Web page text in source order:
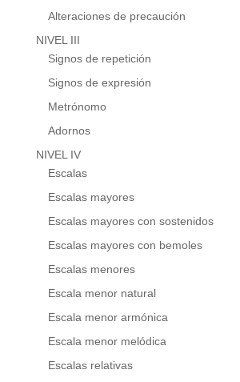
Alteraciones de precaución
NIVEL III
Signos de repetición
Signos de expresión
Metrónomo
Adornos
NIVEL IV
Escalas
Escalas mayores
Escalas mayores con sostenidos
Escalas mayores con bemoles
Escalas menores
Escala menor natural
Escala menor armónica
Escala menor melódica
Escalas relativas